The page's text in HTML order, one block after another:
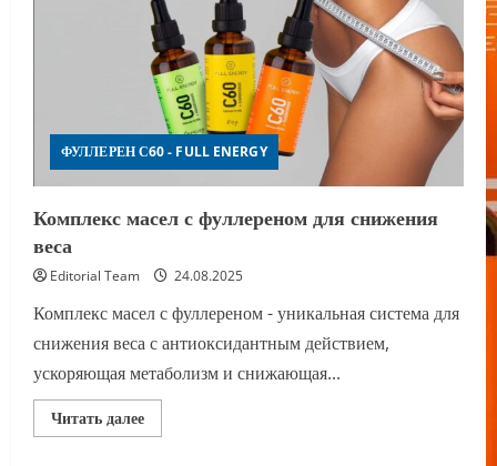
ФУЛЛЕРЕН С60 - FULL ENERGY
Комплекс масел с фуллереном для снижения
веса
Editorial Team 24.08.2025
Комплекс масел с фуллереном - уникальная система для
снижения веса с антиоксидантным действием,
ускоряющая метаболизм и снижающая...
Читать далееПрочитать
больше